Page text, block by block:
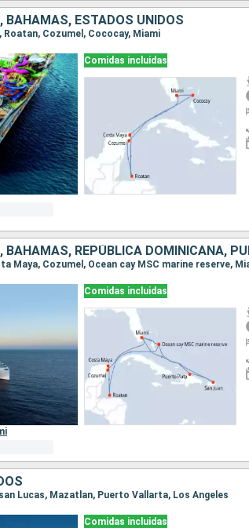
BAHAMAS, ESTADOS UNIDOS
Cozumel, Cococay, Miami
Comidas incluidas
Comidas incluidas
Lucas, Mazatlan, Puerto Vallarta, Los Angeles
Comidas incluidas